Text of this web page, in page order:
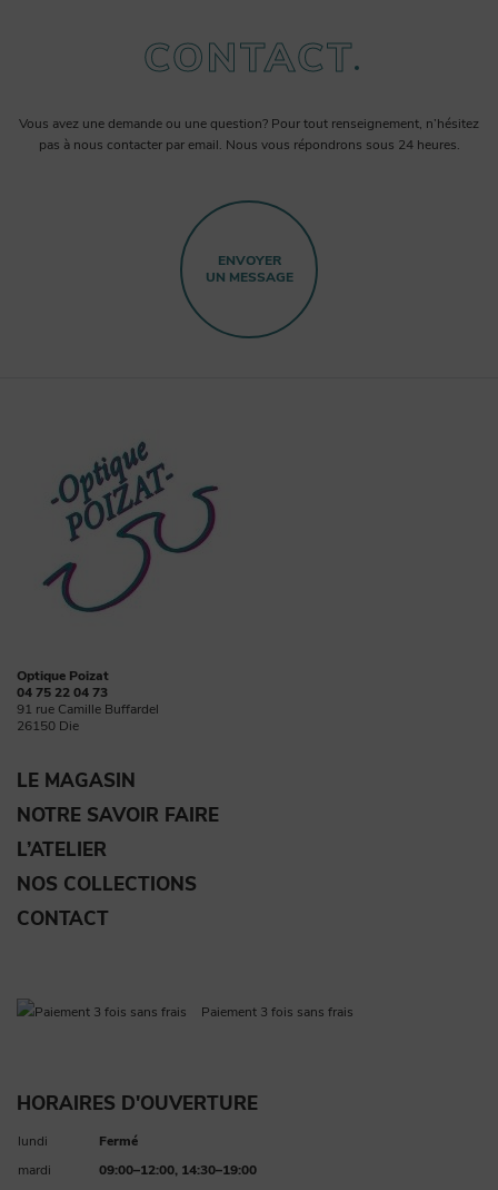
CONTACT
Vous avez une demande ou une question? Pour tout renseignement, n’hésitez
pas à nous contacter par email. Nous vous répondrons sous 24 heures.
ENVOYER
UN MESSAGE
Optique Poizat
04 75 22 04 73
91 rue Camille Buffardel
26150 Die
LE MAGASIN
NOTRE SAVOIR FAIRE
L’ATELIER
NOS COLLECTIONS
CONTACT
Paiement 3 fois sans frais
HORAIRES D'OUVERTURE
lundi
Fermé
mardi
09:00–12:00, 14:30–19:00